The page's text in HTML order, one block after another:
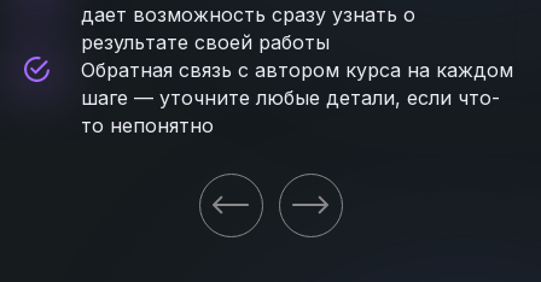
дает возможность сразу узнать о
результате своей работы
Обратная связь с автором курса на каждом
шаге — уточните любые детали, если что-
то непонятно